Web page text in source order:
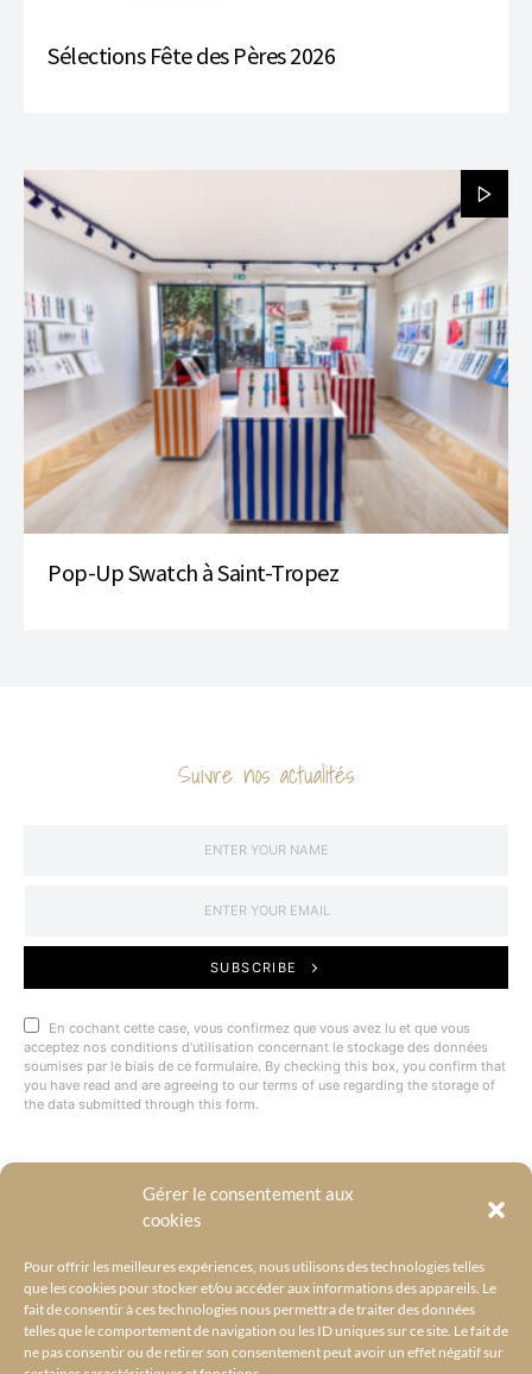
Gérer le consentement aux
cookies
Pour offrir les meilleures expériences, nous utilisons des technologies telles
que les cookies pour stocker et/ou accéder aux informations des appareils. Le
fait de consentir à ces technologies nous permettra de traiter des données
telles que le comportement de navigation ou les ID uniques sur ce site. Le fait de
ne pas consentir ou de retirer son consentement peut avoir un effet négatif sur
Sélections Fête des Pères 2026
Pop-Up Swatch à Saint-Tropez
Suivre nos actualités
SUBSCRIBE
En cochant cette case, vous confirmez que vous avez lu et que vous
acceptez nos conditions d'utilisation concernant le stockage des données
soumises par le biais de ce formulaire. By checking this box, you confirm that
you have read and are agreeing to our terms of use regarding the storage of
the data submitted through this form.
@BYRACKEL